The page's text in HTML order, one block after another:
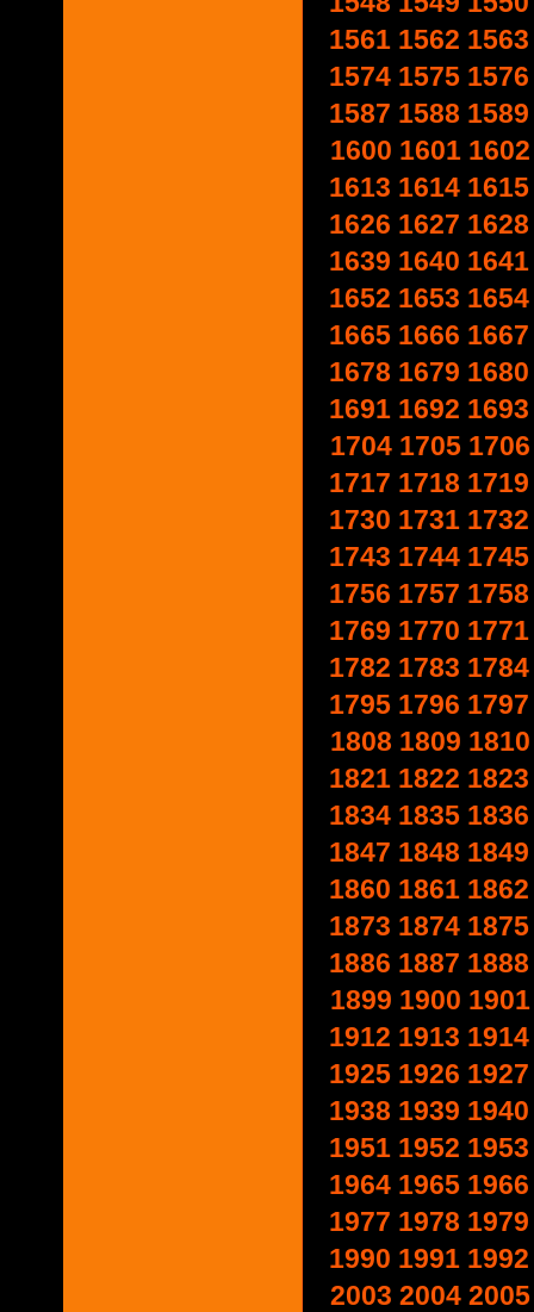
1561 1562 1563
1574 1575 1576
1587 1588 1589
1600 1601 1602
1613 1614 1615
1626 1627 1628
1639 1640 1641
1652 1653 1654
1665 1666 1667
1678 1679 1680
1691 1692 1693
1704 1705 1706
1717 1718 1719
1730 1731 1732
1743 1744 1745
1756 1757 1758
1769 1770 1771
1782 1783 1784
1795 1796 1797
1808 1809 1810
1821 1822 1823
1834 1835 1836
1847 1848 1849
1860 1861 1862
1873 1874 1875
1886 1887 1888
1899 1900 1901
1912 1913 1914
1925 1926 1927
1938 1939 1940
1951 1952 1953
1964 1965 1966
1977 1978 1979
1990 1991 1992
2003 2004 2005